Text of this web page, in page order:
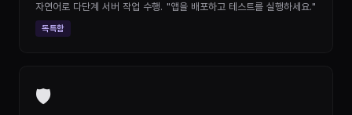
자연어로 다단계 서버 작업 수행. "앱을 배포하고 테스트를 실행하세요."
독특함
🛡